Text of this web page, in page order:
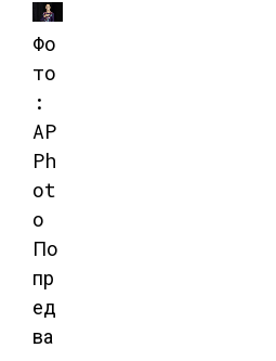
Фо
то
:
AP
Ph
ot
o
По
пр
ед
ва